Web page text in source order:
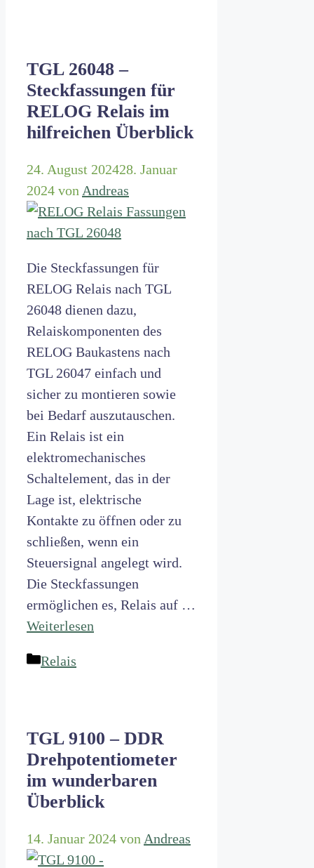
TGL 26048 –
Steckfassungen für
RELOG Relais im
hilfreichen Überblick
24. August 202428. Januar
2024 von Andreas
Die Steckfassungen für
RELOG Relais nach TGL
26048 dienen dazu,
Relaiskomponenten des
RELOG Baukastens nach
TGL 26047 einfach und
sicher zu montieren sowie
bei Bedarf auszutauschen.
Ein Relais ist ein
elektromechanisches
Schaltelement, das in der
Lage ist, elektrische
Kontakte zu öffnen oder zu
schließen, wenn ein
Steuersignal angelegt wird.
Die Steckfassungen
ermöglichen es, Relais auf …
Weiterlesen
Kategorien
Relais
TGL 9100 – DDR
Drehpotentiometer
im wunderbaren
Überblick
14. Januar 2024 von Andreas